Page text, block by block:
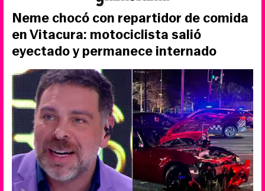
Neme chocó con repartidor de comida
en Vitacura: motociclista salió
eyectado y permanece internado